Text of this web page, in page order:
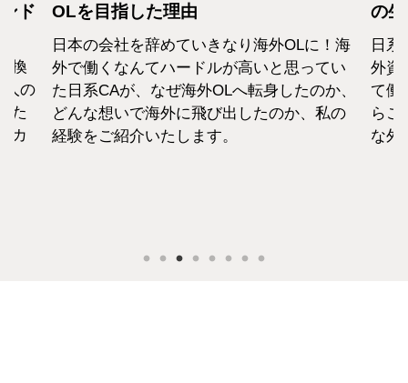
ド
換
人の
た
カ
OLを目指した理由
日本の会社を辞めていきなり海外OLに！海
外で働くなんてハードルが高いと思ってい
た日系CAが、なぜ海外OLへ転身したのか、
どんな想いで海外に飛び出したのか、私の
経験をご紹介いたします。
の
日
外資
て働
らこ
な外